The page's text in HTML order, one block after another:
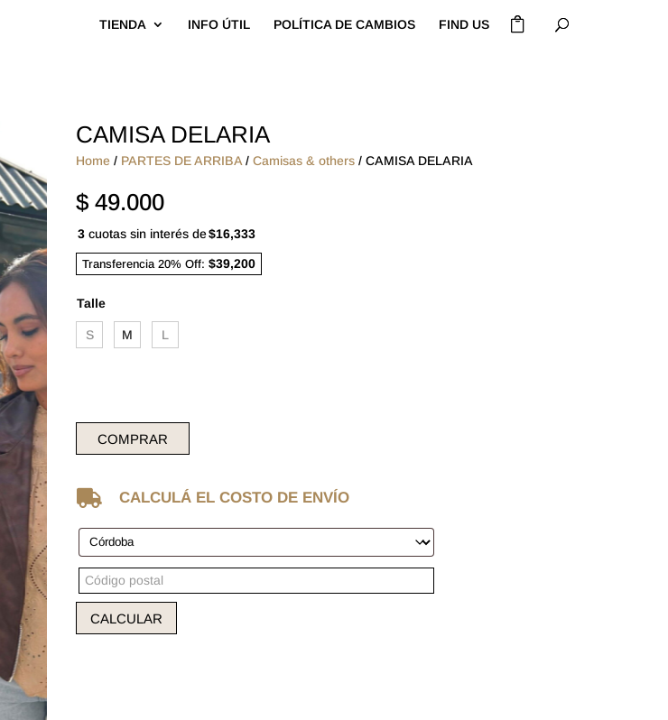
TIENDA INFO ÚTIL POLÍTICA DE CAMBIOS FIND US
CAMISA DELARIA
Home / PARTES DE ARRIBA /Camisas & others / CAMISA DELARIA
$ 49.000
3 cuotas sin interés de$16,333
Transferencia 20% Off:$39,200
Talle
S M L
COMPRAR
 CALCULÁ EL COSTO DE ENVÍO
CALCULAR